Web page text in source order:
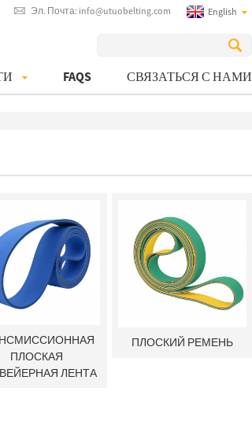
Эл. Почта: info@utuobelting.com English
FAQS СВЯЗАТЬСЯ С НАМИ
ПЛОСКАЯ
ЛЕНТА
ПЛОСКИЙ РЕМЕНЬ